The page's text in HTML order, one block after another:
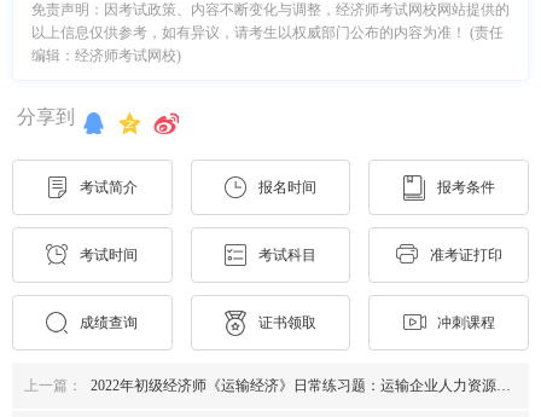
免责声明：因考试政策、内容不断变化与调整，经济师考试网校网站提供的
以上信息仅供参考，如有异议，请考生以权威部门公布的内容为准！ (责任
编辑：经济师考试网校)
分享到
考试简介 报名时间 报考条件
考试时间 考试科目 准考证打印
成绩查询 证书领取 冲刺课程
上一篇： 2022年初级经济师《运输经济》日常练习题：运输企业人力资源管理